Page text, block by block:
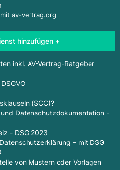
av-vertrag.org
hinzufügen +
inkl. AV-Vertrag-Ratgeber
(SCC)?
Datenschutzdokumentation -
- DSG 2023
– mit DSG
von Mustern oder Vorlagen